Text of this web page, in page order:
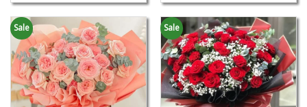
Sale Sale